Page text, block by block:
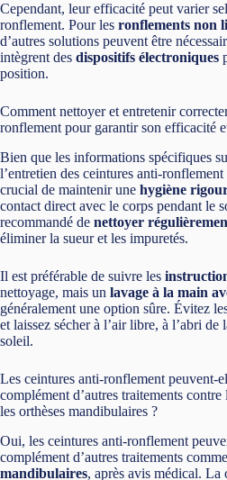
Cependant, leur efficacité peut varier
ronflement. Pour les ronflements non
d’autres solutions peuvent être
intègrent des dispositifs électroniques
position.
Comment nettoyer et entretenir
ronflement pour garantir son efficacité
Bien que les informations spécifiques
l’entretien des ceintures anti-
crucial de maintenir une hygiène
contact direct avec le corps pendant le
recommandé de nettoyer
éliminer la sueur et les impuretés.
Il est préférable de suivre les
nettoyage, mais un lavage à la main
généralement une option sûre. Évitez
et laissez sécher à l’air libre, à l’abri de
soleil.
Les ceintures anti-ronflement peuvent-
complément d’autres traitements
les orthèses mandibulaires ?
Oui, les ceintures anti-ronflement
complément d’autres traitements
mandibulaires, après avis médical. La